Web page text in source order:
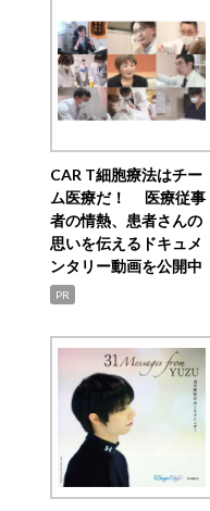
CAR T細胞療法はチー
ム医療だ！ 医療従事
者の情熱、患者さんの
思いを伝えるドキュメ
ンタリー動画を公開中
PR